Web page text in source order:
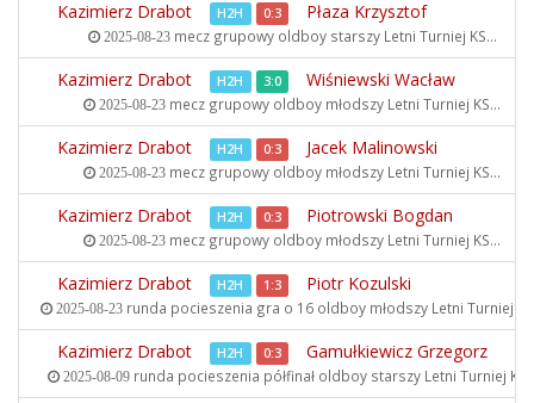
Kazimierz Drabot H2H 0:3 Płaza Krzysztof
2025-08-23mecz grupowy oldboy starszy Letni Turniej KS...
Kazimierz Drabot H2H 3:0 Wiśniewski Wacław
2025-08-23 mecz grupowy oldboy młodszy Letni Turniej KS...
Kazimierz Drabot H2H 0:3 Jacek Malinowski
2025-08-23 mecz grupowy oldboy młodszy Letni Turniej KS...
Kazimierz Drabot H2H 0:3 Piotrowski Bogdan
2025-08-23 mecz grupowy oldboy młodszy Letni Turniej KS...
Kazimierz Drabot H2H 1:3 Piotr Kozulski
2025-08-23runda pocieszenia gra o 16 oldboy młodszy Letni Turniej
Kazimierz Drabot H2H 0:3 Gamułkiewicz Grzegorz
2025-08-09runda pocieszenia półfinał oldboy starszy Letni Turniej